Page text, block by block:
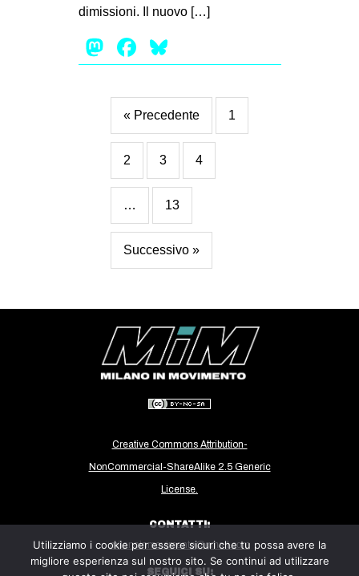
dimissioni. Il nuovo […]
Mastodon
Facebook
« Precedente 1
2 3 4
… 13
Successivo »
Creative Commons Attribution-
NonCommercial-ShareAlike 2.5 Generic
License.
CONTATTI:
milanoinmovimento@gmail.com
SEGUICI SU:
Utilizziamo i cookie per essere sicuri che tu possa avere la
migliore esperienza sul nostro sito. Se continui ad utilizzare